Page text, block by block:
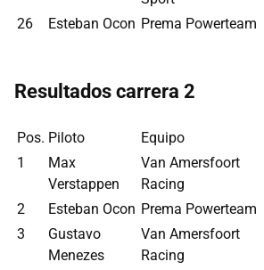
26 Esteban Ocon Prema Powerteam
Resultados carrera 2
Pos. Piloto Equipo
1
Max
Verstappen
Van Amersfoort
Racing
2 Esteban Ocon Prema Powerteam
3
Gustavo
Menezes
Van Amersfoort
Racing